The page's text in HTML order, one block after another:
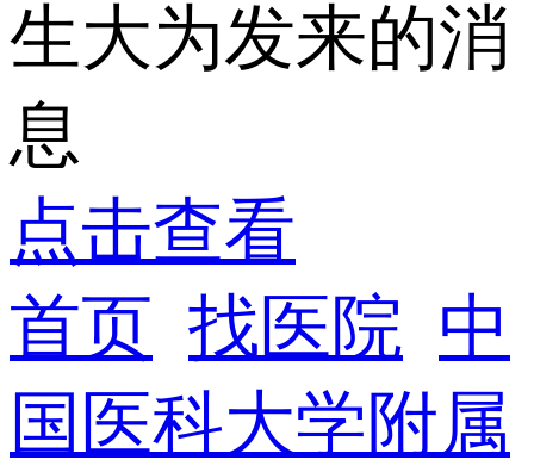
生大为发来的消
息
点击查看
首页 找医院 中
国医科大学附属